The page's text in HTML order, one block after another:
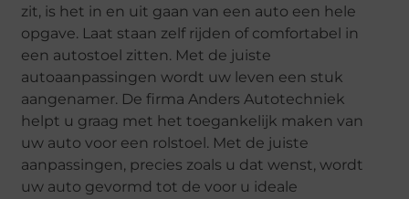
zit, is het in en uit gaan van een auto een hele
opgave. Laat staan zelf rijden of comfortabel in
een autostoel zitten. Met de juiste
autoaanpassingen wordt uw leven een stuk
aangenamer. De firma Anders Autotechniek
helpt u graag met het toegankelijk maken van
uw auto voor een rolstoel. Met de juiste
aanpassingen, precies zoals u dat wenst, wordt
uw auto gevormd tot de voor u ideale